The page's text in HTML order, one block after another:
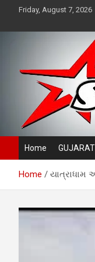
content
Friday, August 7, 2026
Star
News TV channel
Home GUJARAT
Home યાત્રાધામ